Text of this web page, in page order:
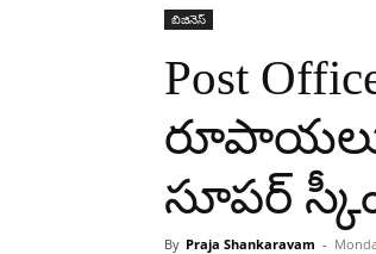
బిజినెస్
Post
రూపాయలు
సూపర్
By Praja Shankaravam -